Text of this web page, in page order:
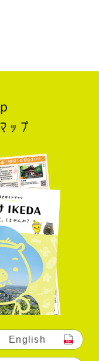
English